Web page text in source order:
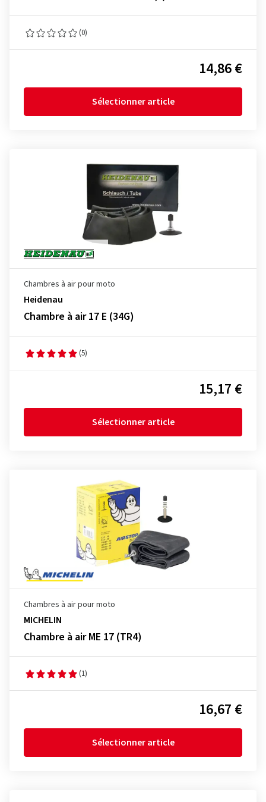
(0)
14,86 €
Sélectionner article
Chambres à air pour moto
Heidenau
Chambre à air 17 E (34G)
(5)
15,17 €
Sélectionner article
Chambres à air pour moto
MICHELIN
Chambre à air ME 17 (TR4)
(1)
16,67 €
Sélectionner article